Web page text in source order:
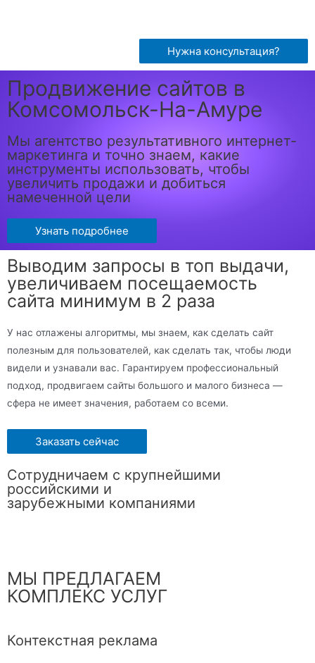
Нужна консультация?
Продвижение сайтов в
Комсомольск-На-Амуре
Мы агентство результативного интернет-
маркетинга и точно знаем, какие
инструменты использовать, чтобы
увеличить продажи и добиться
намеченной цели
Узнать подробнее
Выводим запросы в топ выдачи,
увеличиваем посещаемость
сайта минимум в 2 раза
У нас отлажены алгоритмы, мы знаем, как сделать сайт
полезным для пользователей, как сделать так, чтобы люди
видели и узнавали вас. Гарантируем профессиональный
подход, продвигаем сайты большого и малого бизнеса —
сфера не имеет значения, работаем со всеми.
Заказать сейчас
Сотрудничаем с крупнейшими
российскими и
зарубежными компаниями
МЫ ПРЕДЛАГАЕМ
КОМПЛЕКС УСЛУГ
Контекстная реклама